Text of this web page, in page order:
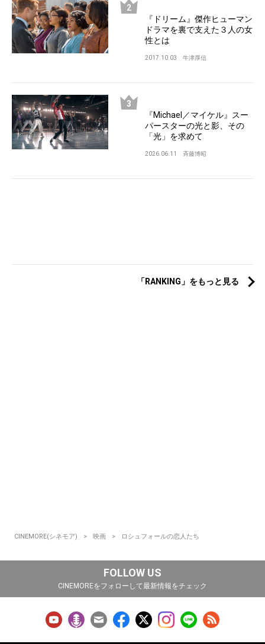
『ドリーム』傑作ヒューマン
ドラマを裏で支えた３人の女
性とは
2017.10.03 牛津厚信
『Michael／マイケル』スー
パースターの光と影、その
「光」を求めて
2026.06.11 斉藤博昭
「RANKING」をもっと見る
CINEMORE(シネモア) 映画 ロシュフォールの恋人たち
FOLLOW US
CINEMOREをフォローして最新情報をチェック